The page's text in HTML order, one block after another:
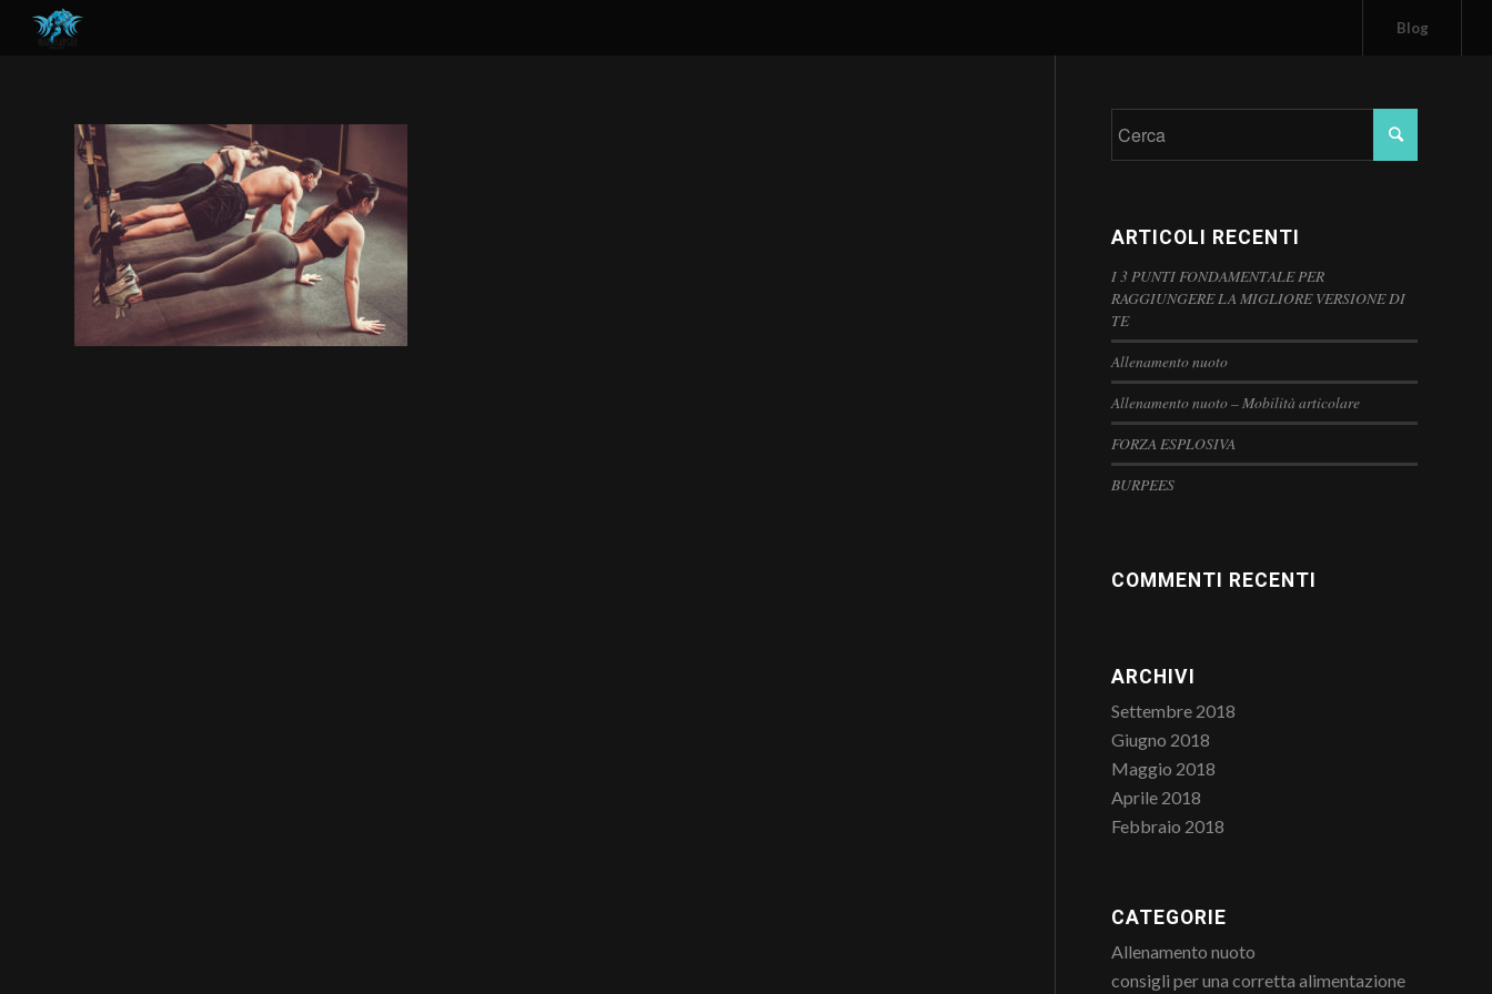
Blog
ARTICOLI RECENTI
I 3 PUNTI FONDAMENTALE PER
RAGGIUNGERE LA MIGLIORE VERSIONE DI
TE
Allenamento nuoto
Allenamento nuoto – Mobilità articolare
FORZA ESPLOSIVA
BURPEES
COMMENTI RECENTI
ARCHIVI
Settembre 2018
Giugno 2018
Maggio 2018
Aprile 2018
Febbraio 2018
CATEGORIE
Allenamento nuoto
consigli per una corretta alimentazione